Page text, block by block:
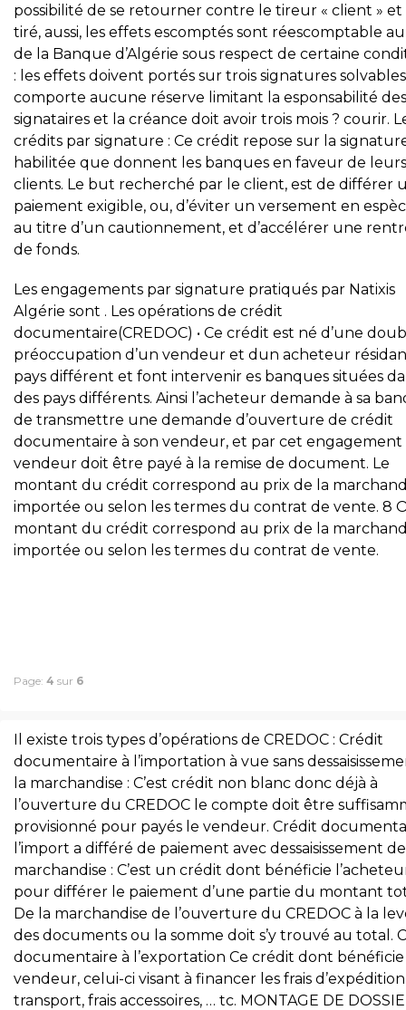
possibilité de se retourner contre le tireur « client » et
tiré, aussi, les effets escomptés sont réescomptable
de la Banque d’Algérie sous respect de certaine
: les effets doivent portés sur trois signatures
comporte aucune réserve limitant la esponsabilité des
signataires et la créance doit avoir trois mois ? courir.
crédits par signature : Ce crédit repose sur la
habilitée que donnent les banques en faveur de leurs
clients. Le but recherché par le client, est de différer
paiement exigible, ou, d’éviter un versement en
au titre d’un cautionnement, et d’accélérer une
de fonds.
Les engagements par signature pratiqués par Natixis
Algérie sont . Les opérations de crédit
documentaire(CREDOC) • Ce crédit est né d’une
préoccupation d’un vendeur et dun acheteur
pays différent et font intervenir es banques situées
des pays différents. Ainsi l’acheteur demande à sa
de transmettre une demande d’ouverture de crédit
documentaire à son vendeur, et par cet engagement
vendeur doit être payé à la remise de document. Le
montant du crédit correspond au prix de la
importée ou selon les termes du contrat de vente. 8
montant du crédit correspond au prix de la
importée ou selon les termes du contrat de vente.
Page: 4 sur 6
Il existe trois types d’opérations de CREDOC : Crédit
documentaire à l’importation à vue sans
la marchandise : C’est crédit non blanc donc déjà à
l’ouverture du CREDOC le compte doit être
provisionné pour payés le vendeur. Crédit
l’import a différé de paiement avec dessaisissement
marchandise : C’est un crédit dont bénéficie
pour différer le paiement d’une partie du montant
De la marchandise de l’ouverture du CREDOC à la
des documents ou la somme doit s’y trouvé au total.
documentaire à l’exportation Ce crédit dont
vendeur, celui-ci visant à financer les frais
transport, frais accessoires, … tc. MONTAGE DE